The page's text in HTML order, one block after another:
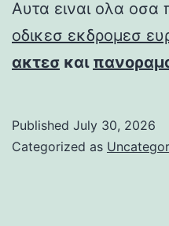
Αυτα ειναι ολα οσα
οδικεσ εκδρομεσ
ακτεσ και
Published July 30, 2026
Categorized as